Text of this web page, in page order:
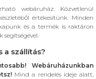
webáruház. Közvetlenül
értékesítünk. Minden
és a termék is raktáron
a szállítás?
Webáruházunkban
Mind a rendelés ideje alatt,